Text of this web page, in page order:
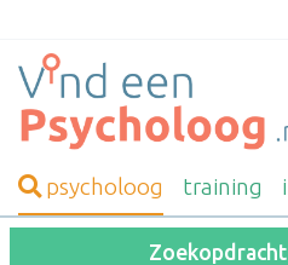
psycholoog training